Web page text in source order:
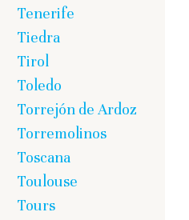
Tenerife
Tiedra
Tirol
Toledo
Torrejón de Ardoz
Torremolinos
Toscana
Toulouse
Tours